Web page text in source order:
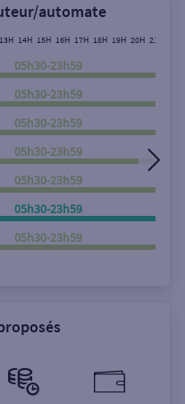
automate
13H 14H 15H 16H 17H 18H 19H 20H 21H
05h30-23h59
05h30-23h59
05h30-23h59
05h30-23h59
05h30-23h59
05h30-23h59
05h30-23h59